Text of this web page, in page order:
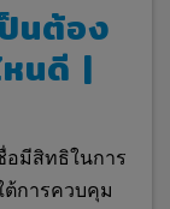
นต้อง
หนดี |
อมีสิทธิในการ
ต้การควบคุม